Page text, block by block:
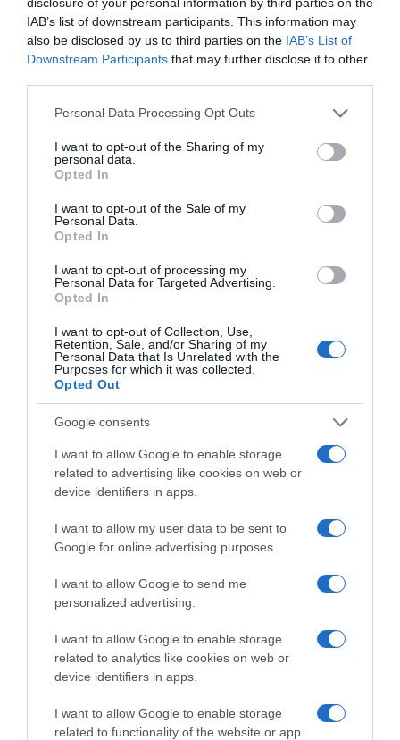
IAB’s list of downstream participants. This information may
also be disclosed by us to third parties on the IAB’s List of
Downstream Participants that may further disclose it to other
Please note that this website/app uses one or more Google
not limited to your visit or usage behaviour. You may click to
grant or deny consent to Google and its third-party tags to
use your data for below specified purposes in below Google
consent section.
Personal Data Processing Opt Outs
I want to opt-out of the Sharing of my
personal data.
Opted In
I want to opt-out of the Sale of my
Personal Data.
Opted In
I want to opt-out of processing my
Personal Data for Targeted Advertising.
Opted In
I want to opt-out of Collection, Use,
Retention, Sale, and/or Sharing of my
Personal Data that Is Unrelated with the
Purposes for which it was collected.
Opted Out
Google consents
I want to allow Google to enable storage
related to advertising like cookies on web or
device identifiers in apps.
I want to allow my user data to be sent to
Google for online advertising purposes.
I want to allow Google to send me
personalized advertising.
I want to allow Google to enable storage
related to analytics like cookies on web or
device identifiers in apps.
I want to allow Google to enable storage
related to functionality of the website or app.
DIY testpermet:
Ha saját kezűleg szeretnéd elkészíteni a testpermetet,
akkor az alábbi hozzávalókra lesz szükséged:
- 3 csepp grapefruitolaj
- 3 csepp ciprusolaj
- 7 csepp levendulaolaj
- 100 ml desztillált víz
- szórófejes flakon
Elkészítés:
A szórófejes flakonba töltsd bele a desztillált vizet, majd
add hozzá az olajokat. Ezután alaposan rázd össze a
keveréket, így jól elvegyülnek a hozzávalók. Aztán pedig
már fújhatod is magadra.
Korábbi bejegyzések Következő bejegyzés
HASONLÓ BEJEGYZÉSEK